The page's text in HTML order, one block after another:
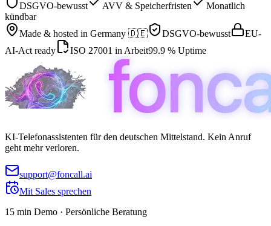
DSGVO-bewusst
AVV & Speicherfristen
Monatlich
kündbar
Made & hosted in Germany 🇩🇪 DSGVO-bewusst
EU-
AI-Act ready
ISO 27001 in Arbeit99.9 % Uptime
KI-Telefonassistenten für den deutschen Mittelstand. Kein Anruf
geht mehr verloren.
support@foncall.ai
Mit Sales sprechen
15 min Demo · Persönliche Beratung